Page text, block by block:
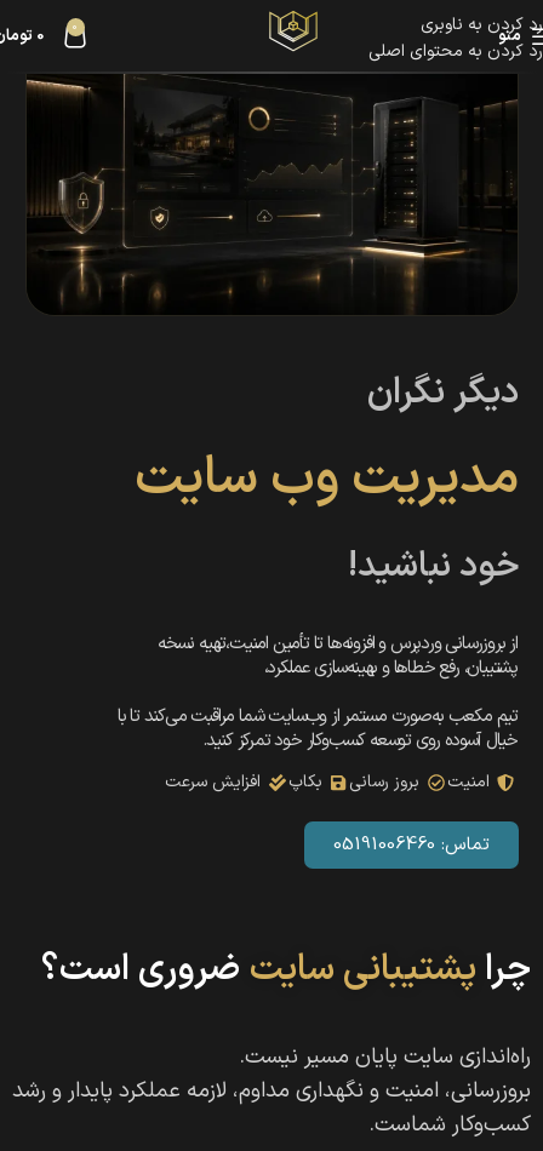
رد کردن به ناوبری
رد کردن به محتوای اصلی
منو 0
0
دیگر نگران
مدیریت وب سایت
خود نباشید!
از بروزرسانی وردپرس و افزونه‌ها تا تأمین امنیت،تهیه نسخه
پشتیبان، رفع خطاها و بهینه‌سازی عملکرد،
تیم مکعب به‌صورت مستمر از وب‌سایت شما مراقبت می‌کند تا با
خیال آسوده روی توسعه کسب‌وکار خود تمرکز کنید.
امنیت بروز رسانی بکاپ افزایش سرعت
تماس: 05191006460
چرا پشتیبانی سایت ضروری است؟
راه‌اندازی سایت پایان مسیر نیست.
بروزرسانی، امنیت و نگهداری مداوم، لازمه عملکرد پایدار و رشد
کسب‌وکار شماست.